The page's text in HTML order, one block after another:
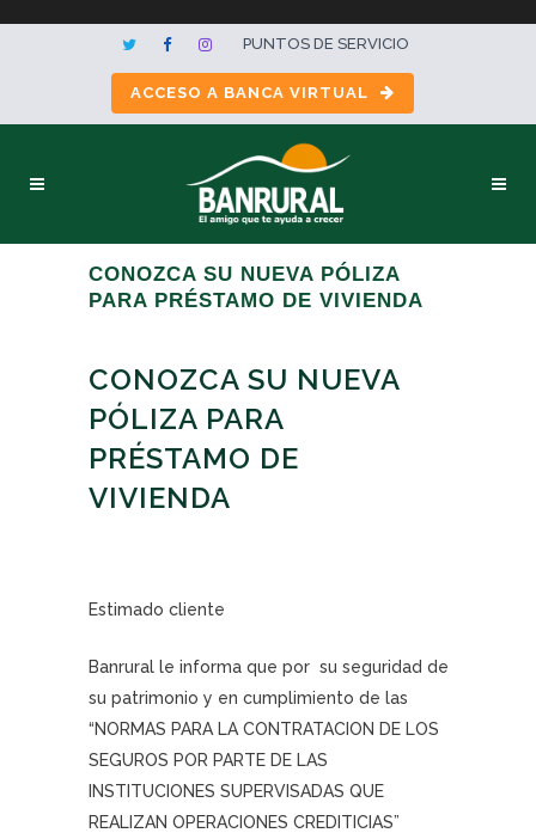
PUNTOS DE SERVICIO
ACCESO A BANCA VIRTUAL
CONOZCA SU NUEVA PÓLIZA
PARA PRÉSTAMO DE VIVIENDA
CONOZCA SU NUEVA
PÓLIZA PARA
PRÉSTAMO DE
VIVIENDA
Estimado cliente
Banrural le informa que por su seguridad de
su patrimonio y en cumplimiento de las
“NORMAS PARA LA CONTRATACION DE LOS
SEGUROS POR PARTE DE LAS
INSTITUCIONES SUPERVISADAS QUE
REALIZAN OPERACIONES CREDITICIAS”